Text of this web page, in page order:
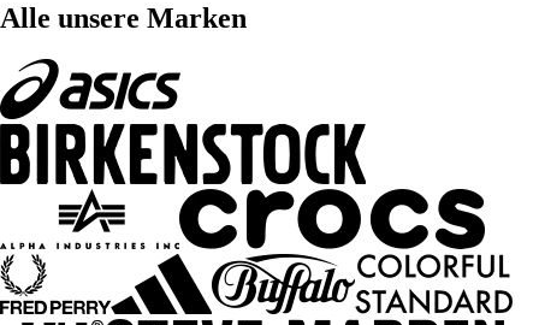
Alle unsere Marken